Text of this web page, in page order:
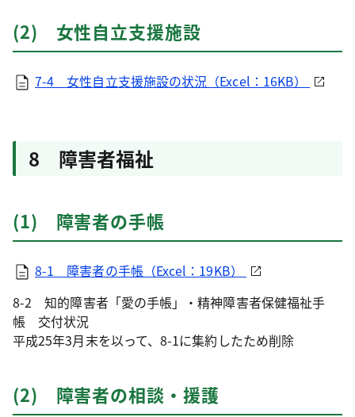
(2) 女性自立支援施設
7-4 女性自立支援施設の状況（Excel：16KB）
8 障害者福祉
(1) 障害者の手帳
8-1 障害者の手帳（Excel：19KB）
8-2 知的障害者「愛の手帳」・精神障害者保健福祉手
帳 交付状況
平成25年3月末を以って、8-1に集約したため削除
(2) 障害者の相談・援護